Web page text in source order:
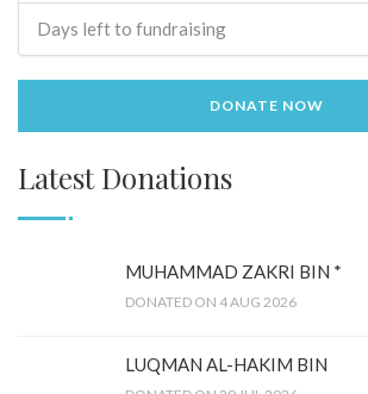
Days left to fundraising
DONATE NOW
Latest Donations
MUHAMMAD ZAKRI BIN *
DONATED ON 4 AUG 2026
LUQMAN AL-HAKIM BIN